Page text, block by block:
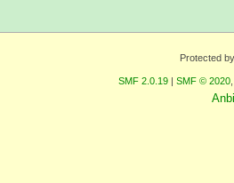
Protected
SMF 2.0.19 SMF © 2020